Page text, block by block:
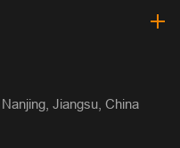
Jiangsu, China